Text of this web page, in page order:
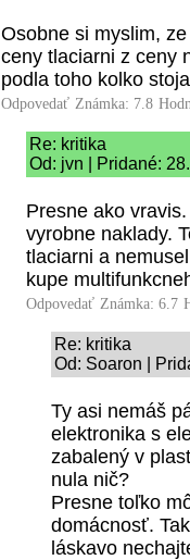
Osobne si myslim,
ceny tlaciarni z ceny
podla toho kolko
Odpovedať Známka: 7.8
Re: kritika
Od: jvn | Pridané:
Presne ako
vyrobne naklady.
tlaciarni a
kupe
Odpovedať Známka: 6.7
Re: kritika
Od: Soaron |
Ty asi nemáš
elektronika s
zabalený v
nula nič?
Presne toľko
domácnosť.
láskavo